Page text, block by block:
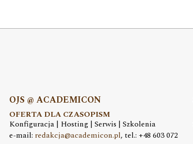
OJS @ ACADEMICON
OFERTA DLA CZASOPISM
Konfiguracja | Hosting | Serwis | Szkolenia
e-mail: redakcja@academicon.pl, tel.: +48 603 072